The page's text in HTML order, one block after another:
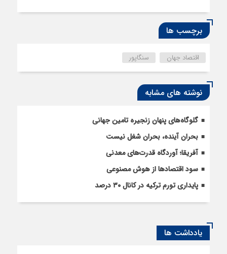
برچسب ها
اقتصاد جهان سنگاپور
نوشته های مشابه
گلوگاه‌های پنهان زنجیره تامین جهانی
بحران آینده، بحران شغل نیست
آفریقا؛ آوردگاه قدرت‌های معدنی
سود اقتصاد‌ها از هوش مصنوعی
پایداری تورم ترکیه در کانال ۳۰ درصد
یادداشت ها